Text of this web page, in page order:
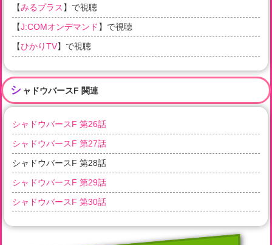
【みるプラス 】で視聴
【J:COMオンデマンド 】で視聴
【ひかりTV】で視聴
シ ャドウバースF 関連
シャドウバースF 第26話
シャドウバースF 第27話
シャドウバースF 第28話
シャドウバースF 第29話
シャドウバースF 第30話